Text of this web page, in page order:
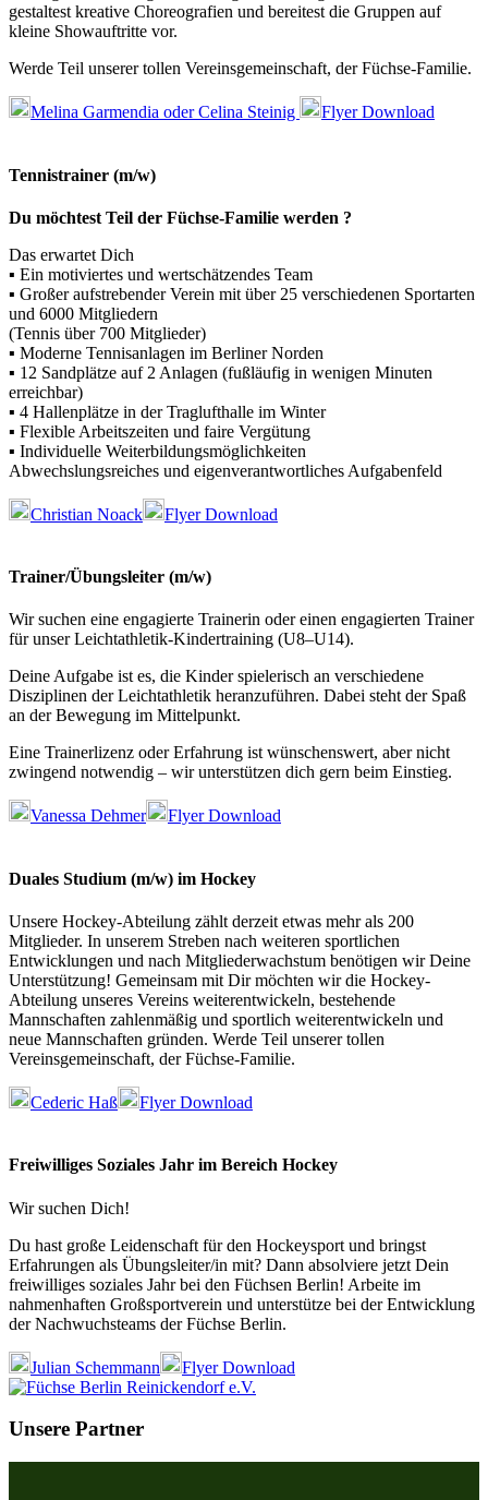
gestaltest kreative Choreografien und bereitest die Gruppen auf
kleine Showauftritte vor.
Werde Teil unserer tollen Vereinsgemeinschaft, der Füchse-Familie.
Melina Garmendia oder Celina Steinig Flyer Download
Tennistrainer (m/w)
Du möchtest Teil der Füchse-Familie werden ?
Das erwartet Dich
▪ Ein motiviertes und wertschätzendes Team
▪ Großer aufstrebender Verein mit über 25 verschiedenen Sportarten
und 6000 Mitgliedern
(Tennis über 700 Mitglieder)
▪ Moderne Tennisanlagen im Berliner Norden
▪ 12 Sandplätze auf 2 Anlagen (fußläufig in wenigen Minuten
erreichbar)
▪ 4 Hallenplätze in der Traglufthalle im Winter
▪ Flexible Arbeitszeiten und faire Vergütung
▪ Individuelle Weiterbildungsmöglichkeiten
Abwechslungsreiches und eigenverantwortliches Aufgabenfeld
Christian Noack Flyer Download
Trainer/Übungsleiter (m/w)
Wir suchen eine engagierte Trainerin oder einen engagierten Trainer
für unser Leichtathletik-Kindertraining (U8–U14).
Deine Aufgabe ist es, die Kinder spielerisch an verschiedene
Disziplinen der Leichtathletik heranzuführen. Dabei steht der Spaß
an der Bewegung im Mittelpunkt.
Eine Trainerlizenz oder Erfahrung ist wünschenswert, aber nicht
zwingend notwendig – wir unterstützen dich gern beim Einstieg.
Vanessa Dehmer Flyer Download
Duales Studium (m/w) im Hockey
Unsere Hockey-Abteilung zählt derzeit etwas mehr als 200
Mitglieder. In unserem Streben nach weiteren sportlichen
Entwicklungen und nach Mitgliederwachstum benötigen wir Deine
Unterstützung! Gemeinsam mit Dir möchten wir die Hockey-
Abteilung unseres Vereins weiterentwickeln, bestehende
Mannschaften zahlenmäßig und sportlich weiterentwickeln und
neue Mannschaften gründen. Werde Teil unserer tollen
Vereinsgemeinschaft, der Füchse-Familie.
Cederic Haß Flyer Download
Freiwilliges Soziales Jahr im Bereich Hockey
Wir suchen Dich!
Du hast große Leidenschaft für den Hockeysport und bringst
Erfahrungen als Übungsleiter/in mit? Dann absolviere jetzt Dein
freiwilliges soziales Jahr bei den Füchsen Berlin! Arbeite im
nahmenhaften Großsportverein und unterstütze bei der Entwicklung
der Nachwuchsteams der Füchse Berlin.
Julian Schemmann Flyer Download
Unsere Partner